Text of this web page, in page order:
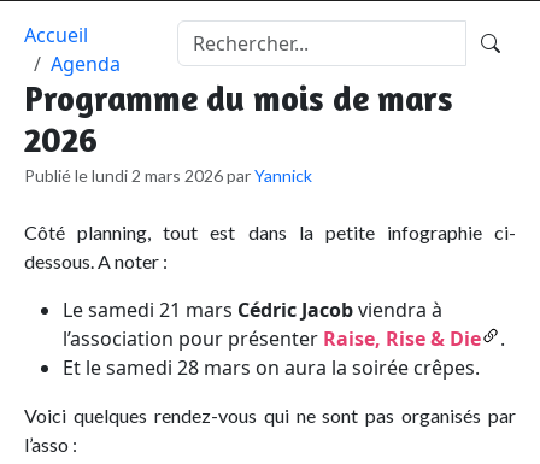
Accueil
Agenda
Programme du mois de mars
2026
Publié le lundi 2 mars 2026 parYannick
Côté planning, tout est dans la petite infographie ci-
dessous. A noter :
Le samedi 21 mars Cédric Jacobviendra à
l’association pour présenter Raise, Rise & Die
.
Et le samedi 28 mars on aura la soirée crêpes.
Voici quelques rendez-vous qui ne sont pas organisés par
l’asso :